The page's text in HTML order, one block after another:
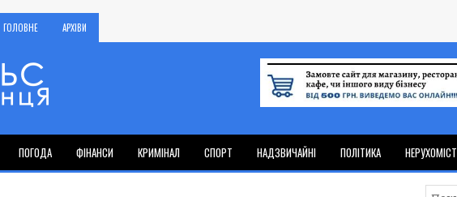
ГОЛОВНЕ АРХІВИ
ПОГОДА ФІНАНСИ КРИМІНАЛ СПОРТ НАДЗВИЧАЙНІ ПОЛІТИКА